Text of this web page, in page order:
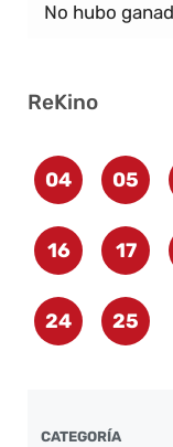
No hubo
ReKino
04 05
16 17
24 25
CATEGORÍA